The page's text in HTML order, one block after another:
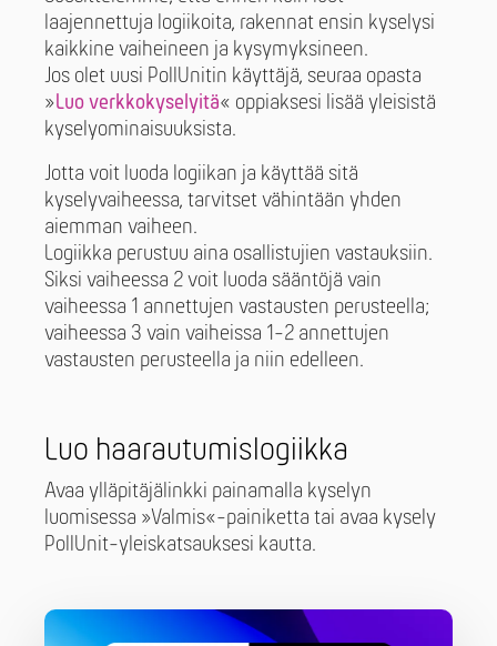
laajennettuja logiikoita, rakennat ensin kyselysi
kaikkine vaiheineen ja kysymyksineen.
Jos olet uusi PollUnitin käyttäjä, seuraa opasta
»Luo verkkokyselyitä« oppiaksesi lisää yleisistä
kyselyominaisuuksista.
Jotta voit luoda logiikan ja käyttää sitä
kyselyvaiheessa, tarvitset vähintään yhden
aiemman vaiheen.
Logiikka perustuu aina osallistujien vastauksiin.
Siksi vaiheessa 2 voit luoda sääntöjä vain
vaiheessa 1 annettujen vastausten perusteella;
vaiheessa 3 vain vaiheissa 1-2 annettujen
vastausten perusteella ja niin edelleen.
Luo haarautumislogiikka
Avaa ylläpitäjälinkki painamalla kyselyn
luomisessa »Valmis«-painiketta tai avaa kysely
PollUnit-yleiskatsauksesi kautta.